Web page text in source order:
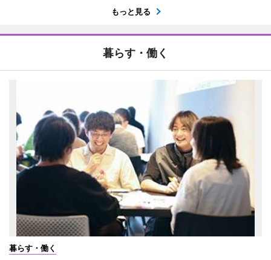
もっと見る
暮らす・働く
暮らす・働く